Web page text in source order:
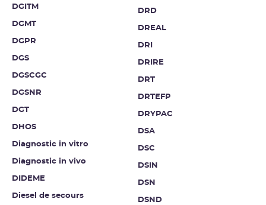
DGITM
DGMT
DGPR
DGS
DGSCGC
DGSNR
DGT
DHOS
Diagnostic in vitro
Diagnostic in vivo
DIDEME
Diesel de secours
DRD
DREAL
DRI
DRIRE
DRT
DRTEFP
DRYPAC
DSA
DSC
DSIN
DSN
DSND